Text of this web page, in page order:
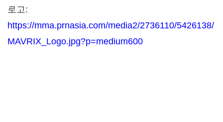
로고:
https://mma.prnasia.com/media2/2736110/5426138/
MAVRIX_Logo.jpg?p=medium600